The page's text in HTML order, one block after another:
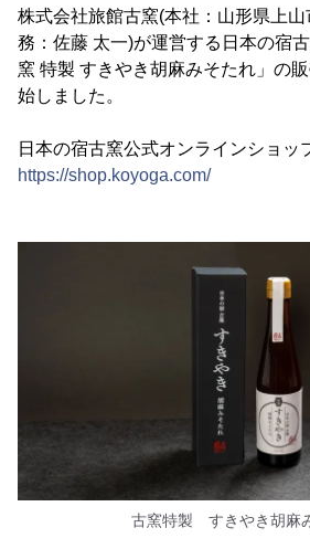
株式会社旅館古窯(本社：山形県上
務：佐藤 太一)が運営する日本の宿
窯 特製 すきやき胡麻みそたれ」の
始しました。
日本の宿古窯公式オンラインショッ
https://shop.koyoga.com/
古窯特製 すきやき胡麻